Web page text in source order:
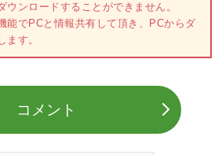
ウンロードすることができません。
能でPCと情報共有して頂き、PCからダ
ます。
コメント